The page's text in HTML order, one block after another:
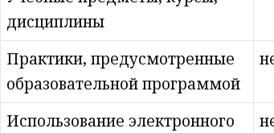
дисциплины
Практики, предусмотренные
образовательной программой
Использование электронного